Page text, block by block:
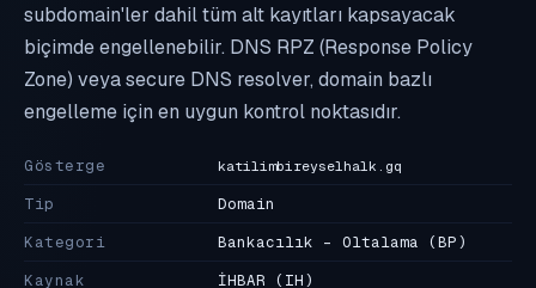
subdomain'ler dahil tüm alt kayıtları kapsayacak
biçimde engellenebilir. DNS RPZ (Response Policy
Zone) veya secure DNS resolver, domain bazlı
engelleme için en uygun kontrol noktasıdır.
Gösterge katilimbireyselhalk.gq
Tip
Domain
Kategori
Bankacılık - Oltalama (BP)
Kaynak
İHBAR (IH)